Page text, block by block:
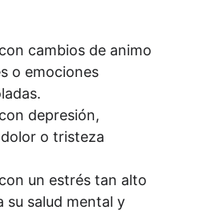
cambios de animo
o emociones
depresión,
o tristeza
un estrés tan alto
su salud mental y